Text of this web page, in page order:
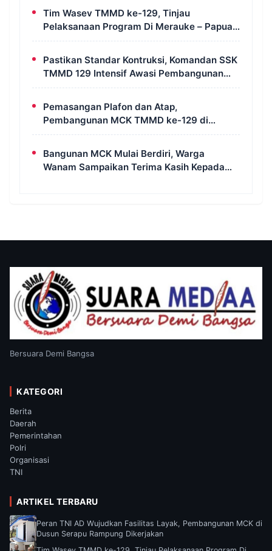
Tim Wasev TMMD ke-129, Tinjau
Pelaksanaan Program Di Merauke – Papua
Selatan
Pastikan Standar Kontruksi, Komandan SSK
TMMD 129 Intensif Awasi Pembangunan
MCK di Wanam
Pemasangan Plafon dan Atap,
Pembangunan MCK TMMD ke-129 di
Kampung Wanam Hampir Rampung
Bangunan MCK Mulai Berdiri, Warga
Wanam Sampaikan Terima Kasih Kepada
Bersuara Demi Bangsa
KATEGORI
Berita
Daerah
Pemerintahan
Polri
Organisasi
TNI
ARTIKEL TERBARU
Peran TNI AD Wujudkan Fasilitas Layak, Pembangunan MCK di
Dusun Serapu Rampung Dikerjakan